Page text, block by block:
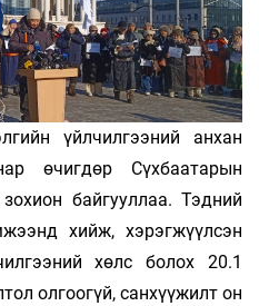
үйлчилгээний анхан
өчигдөр Сүхбаатарын
байгууллаа. Тэдний
хийж, хэрэгжүүлсэн
хөлс болох 20.1
олгоогүй, санхүүжилт он